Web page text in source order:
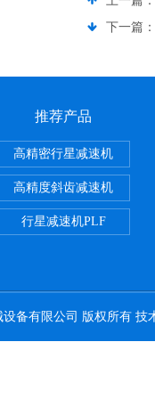
下一篇：
推荐产品
高精密行星减速机
高精度斜齿减速机
行星减速机PLF
备有限公司 版权所有 技